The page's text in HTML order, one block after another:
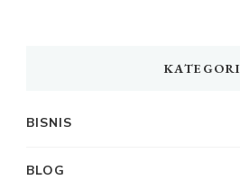
KATEGORI
BISNIS
BLOG